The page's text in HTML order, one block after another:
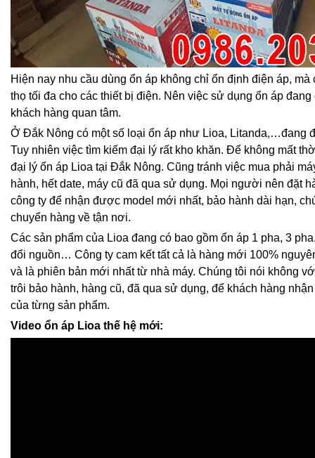
Hiện nay nhu cầu dùng ổn áp không chỉ ổn định điện áp, mà
thọ tối đa cho các thiết bị điện. Nên việc sử dụng ổn áp
khách hàng quan tâm.
Ở Đắk Nông có một số loại ổn áp như Lioa, Litanda,…đang
Tuy nhiên việc tìm kiếm đại lý rất kho khăn. Để không mất
đại lý ổn áp Lioa tại Đắk Nông. Cũng tránh việc mua phải
hành, hết date, máy cũ đã qua sử dụng. Mọi người nên đặt
công ty để nhận được model mới nhất, bảo hành dài hạn,
chuyển hàng về tận nơi.
Các sản phẩm của Lioa đang có bao gồm ổn áp 1 pha, 3
đổi nguồn… Công ty cam kết tất cả là hàng mới 100%
và là phiên bản mới nhất từ nhà máy. Chúng tôi nói không
trôi bảo hành, hàng cũ, đã qua sử dụng, để khách hàng
của từng sản phẩm.
Video ổn áp Lioa thế hệ mới: